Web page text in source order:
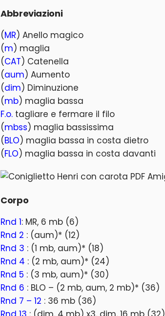
Abbreviazioni
(MR) Anello magico
(m) maglia
(CAT) Catenella
(aum) Aumento
(dim) Diminuzione
(mb) maglia bassa
F.o. tagliare e fermare il filo
(mbss) maglia bassissima
(BLO) maglia bassa in costa dietro
(FLO) maglia bassa in costa davanti
Corpo
Rnd 1: MR, 6 mb (6)
Rnd 2 : (aum)* (12)
Rnd 3 : (1 mb, aum)* (18)
Rnd 4 : (2 mb, aum)* (24)
Rnd 5 : (3 mb, aum)* (30)
Rnd 6 : BLO – (2 mb, aum, 2 mb)* (36)
Rnd 7 – 12 : 36 mb (36)